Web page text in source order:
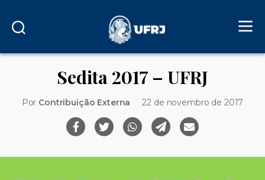
Sedita 2017 – UFRJ
Por Contribuição Externa 22 de novembro de 2017